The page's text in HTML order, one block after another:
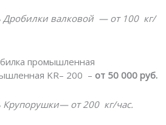
валковой — от 100 кг/
промышленная
KR– 200 – от 50 000 руб.
Крупорушки— от 200 кг/час.